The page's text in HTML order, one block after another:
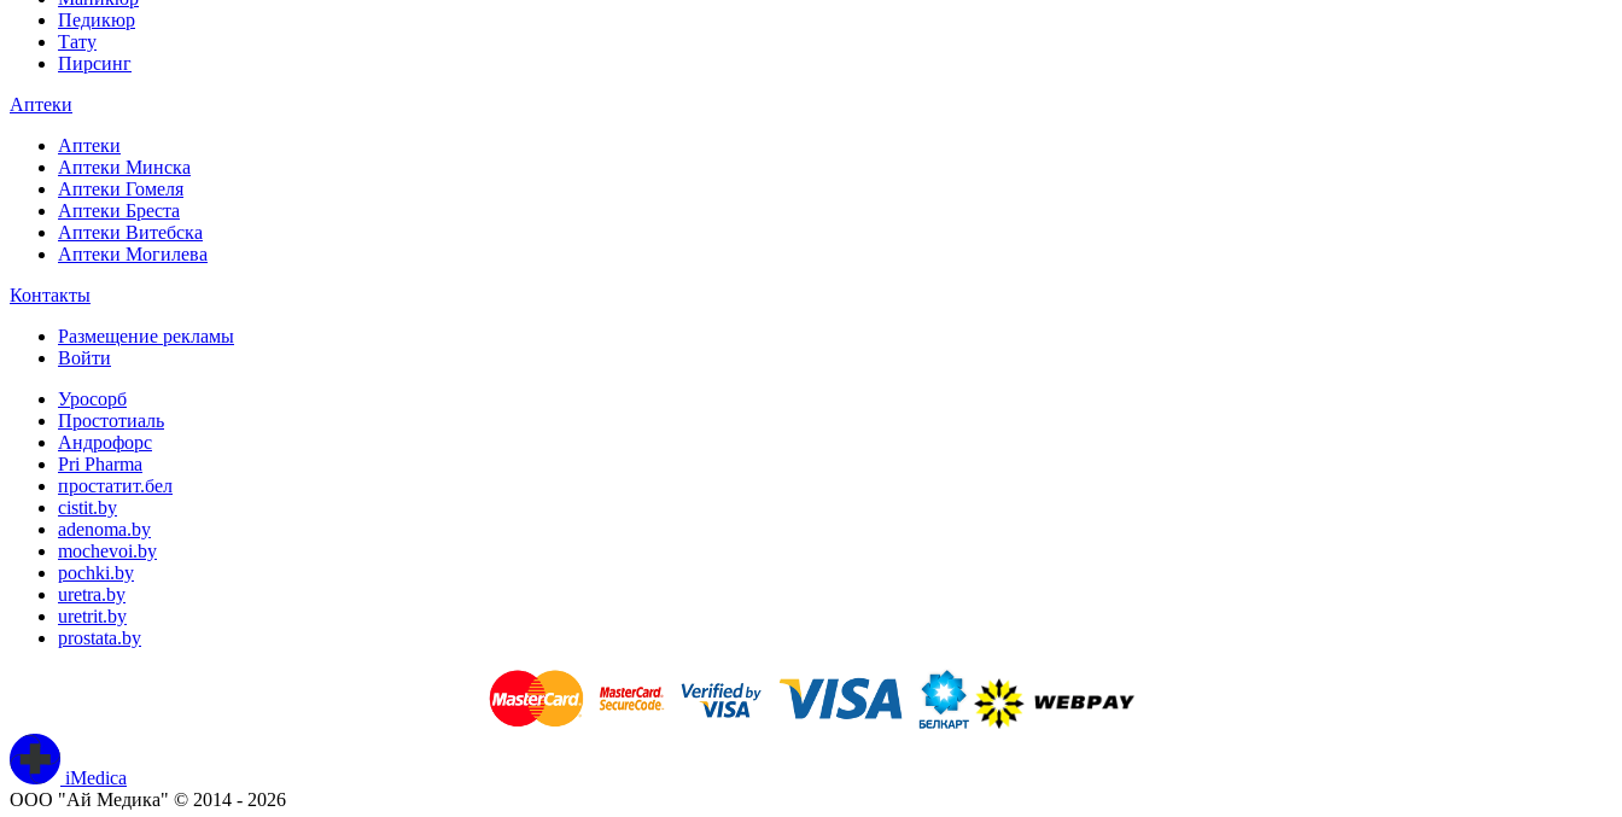
Педикюр
Тату
Пирсинг
Аптеки
Аптеки
Аптеки Минска
Аптеки Гомеля
Аптеки Бреста
Аптеки Витебска
Аптеки Могилева
Контакты
Размещение рекламы
Войти
Уросорб
Простотиаль
Андрофорс
Pri Pharma
простатит.бел
cistit.by
adenoma.by
mochevoi.by
pochki.by
uretra.by
uretrit.by
prostata.by
iMedica
ООО "Ай Медика" © 2014 - 2026